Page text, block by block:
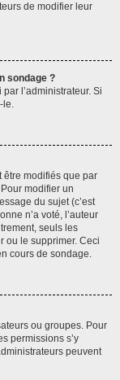
de modifier leur
sondage ?
l’administrateur. Si
le.
être modifiés que par
modifier un
du sujet (c’est
n’a voté, l’auteur
seuls les
ou le supprimer. Ceci
cours de sondage.
ou groupes. Pour
permissions s’y
peuvent